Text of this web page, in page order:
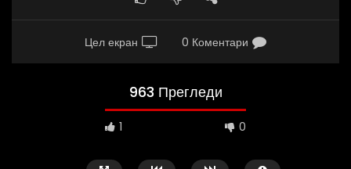
Цел екран 0 Коментари
963 Прегледи
1 0